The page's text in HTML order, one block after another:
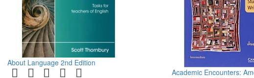
About Language 2nd Edition
Academic Encounters: